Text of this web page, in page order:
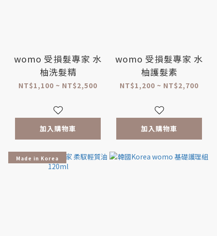
womo 受損髮專家 水
柚洗髮精
NT$1,100 ~ NT$2,500
加入購物車
womo 受損髮專家 水
柚護髮素
NT$1,200 ~ NT$2,700
加入購物車
Made in Korea